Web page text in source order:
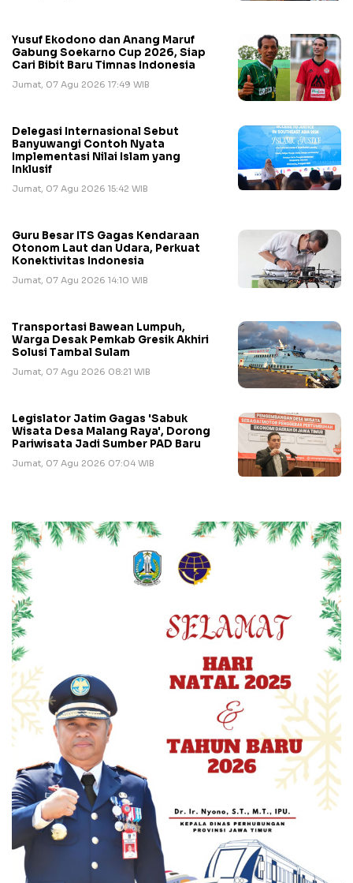
Yusuf Ekodono dan Anang Maruf
Gabung Soekarno Cup 2026, Siap
Cari Bibit Baru Timnas Indonesia
Jumat, 07 Agu 2026 17:49 WIB
Delegasi Internasional Sebut
Banyuwangi Contoh Nyata
Implementasi Nilai Islam yang
Inklusif
Jumat, 07 Agu 2026 15:42 WIB
Guru Besar ITS Gagas Kendaraan
Otonom Laut dan Udara, Perkuat
Konektivitas Indonesia
Jumat, 07 Agu 2026 14:10 WIB
Transportasi Bawean Lumpuh,
Warga Desak Pemkab Gresik Akhiri
Solusi Tambal Sulam
Jumat, 07 Agu 2026 08:21 WIB
Legislator Jatim Gagas 'Sabuk
Wisata Desa Malang Raya', Dorong
Pariwisata Jadi Sumber PAD Baru
Jumat, 07 Agu 2026 07:04 WIB